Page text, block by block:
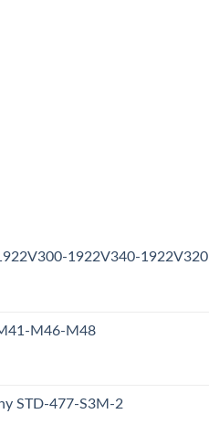
1922V340-1922V320
M46-M48
STD-477-S3M-2